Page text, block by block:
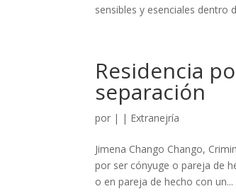
sensibles y esenciales dentro
Residencia
separación
por | | Extranejría
Jimena Chango Chango,
por ser cónyuge o pareja de
o en pareja de hecho con un...